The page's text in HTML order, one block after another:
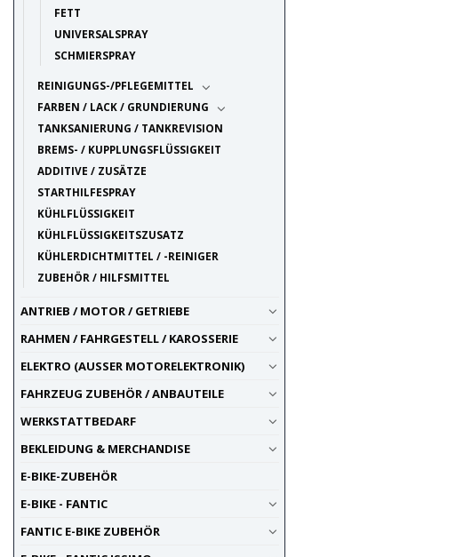
FETT
UNIVERSALSPRAY
SCHMIERSPRAY
REINIGUNGS-/PFLEGEMITTEL
FARBEN / LACK / GRUNDIERUNG
TANKSANIERUNG / TANKREVISION
BREMS- / KUPPLUNGSFLÜSSIGKEIT
ADDITIVE / ZUSÄTZE
STARTHILFESPRAY
KÜHLFLÜSSIGKEIT
KÜHLFLÜSSIGKEITSZUSATZ
KÜHLERDICHTMITTEL / -REINIGER
ZUBEHÖR / HILFSMITTEL
ANTRIEB / MOTOR / GETRIEBE
RAHMEN / FAHRGESTELL / KAROSSERIE
ELEKTRO (AUSSER MOTORELEKTRONIK)
FAHRZEUG ZUBEHÖR / ANBAUTEILE
WERKSTATTBEDARF
BEKLEIDUNG & MERCHANDISE
E-BIKE-ZUBEHÖR
E-BIKE - FANTIC
FANTIC E-BIKE ZUBEHÖR